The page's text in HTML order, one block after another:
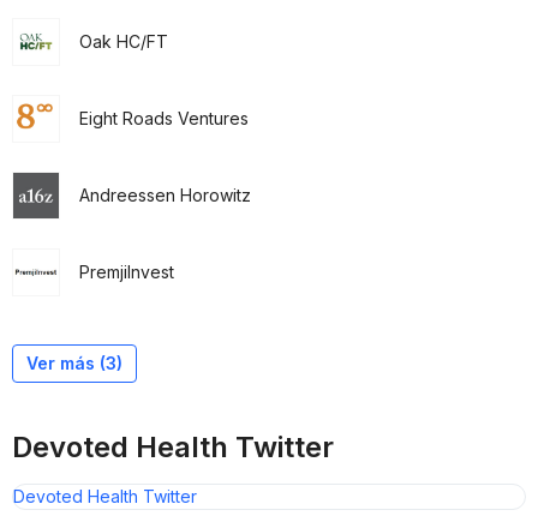
Oak HC/FT
Eight Roads Ventures
Andreessen Horowitz
PremjiInvest
Ver más (3)
Devoted Health Twitter
Devoted Health Twitter